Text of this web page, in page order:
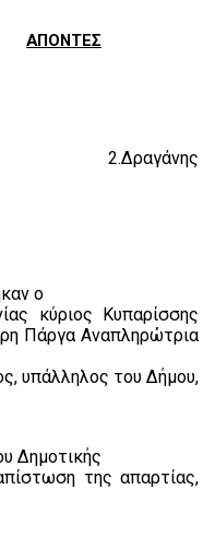
ΑΠΟΝΤΕΣ
2.Δραγάνης
ο
κύριος Κυπαρίσσης
Πάργα Αναπληρώτρια
υπάλληλος του Δήμου,
Δημοτικής
της απαρτίας,